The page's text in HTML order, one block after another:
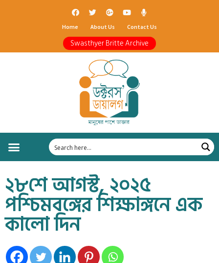
Home About Us Contact Us
Swasthyer Britte Archive
২৮শে আগস্ট, ২০২৫
পশ্চিমবঙ্গের শিক্ষাঙ্গনে এক
কালো দিন